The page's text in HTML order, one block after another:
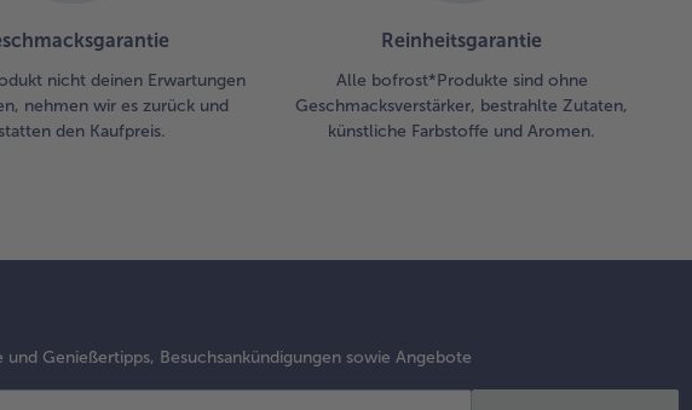
nicht deinen Erwartungen
nehmen wir es zurück und
den Kaufpreis.
Reinheitsgarantie
Alle bofrost*Produkte sind ohne
Geschmacksverstärker, bestrahlte Zutaten,
künstliche Farbstoffe und Aromen.
Genießertipps, Besuchsankündigungen sowie Angebote